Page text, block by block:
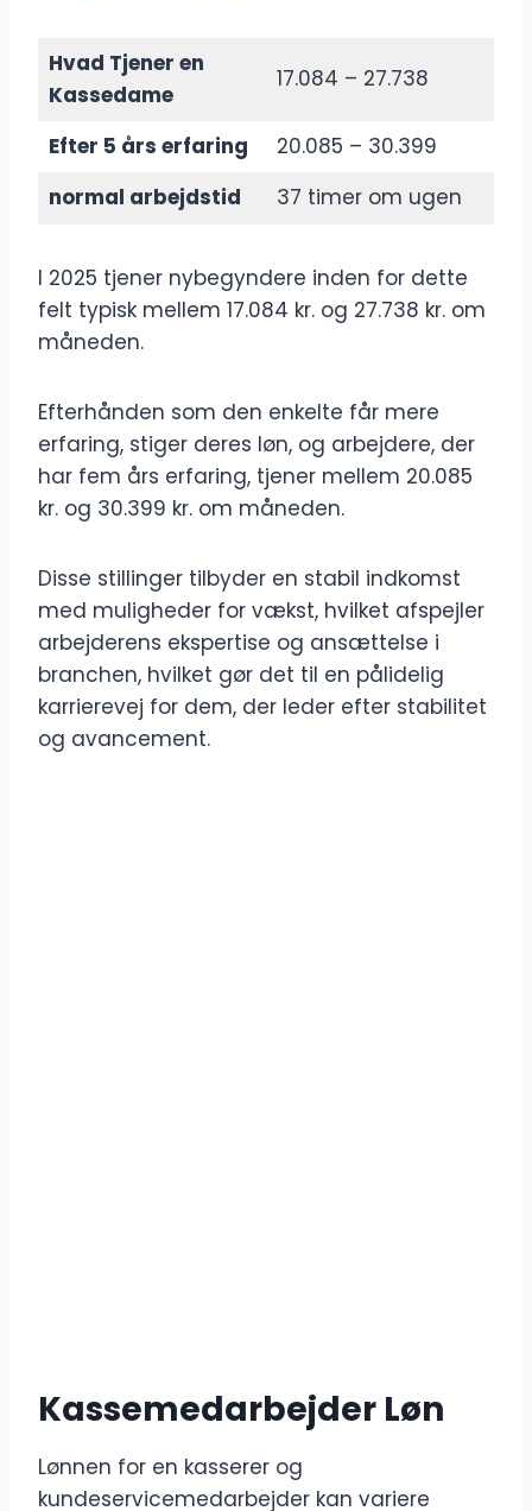
Hvad Tjener en
Kassedame
17.084 – 27.738
Efter 5 års erfaring
20.085 – 30.399
normal arbejdstid
37 timer om ugen
I 2025 tjener nybegyndere inden for dette
felt typisk mellem 17.084 kr. og 27.738 kr. om
måneden.
Efterhånden som den enkelte får mere
erfaring, stiger deres løn, og arbejdere, der
har fem års erfaring, tjener mellem 20.085
kr. og 30.399 kr. om måneden.
Disse stillinger tilbyder en stabil indkomst
med muligheder for vækst, hvilket afspejler
arbejderens ekspertise og ansættelse i
branchen, hvilket gør det til en pålidelig
karrierevej for dem, der leder efter stabilitet
og avancement.
Kassemedarbejder Løn
Lønnen for en kasserer og
kundeservicemedarbejder kan variere